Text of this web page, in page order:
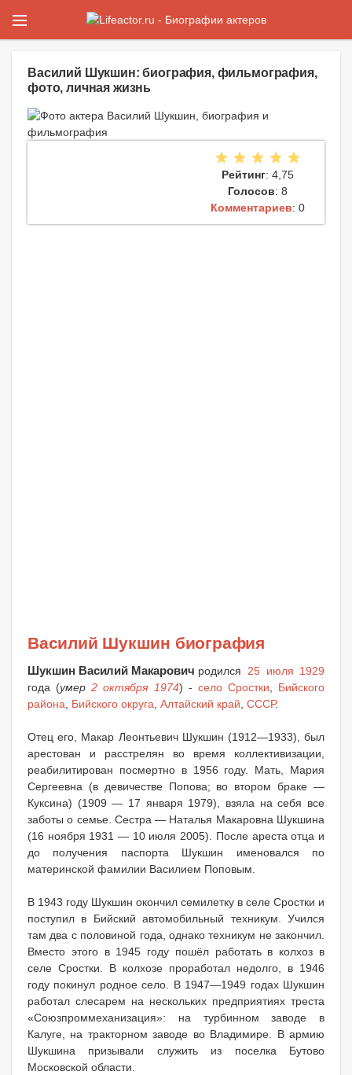
Василий Шукшин: биография, фильмография,
фото, личная жизнь
Рейтинг: 4,75
Голосов: 8
Комментариев: 0
Василий Шукшин биография
Шукшин Василий Макарович родился 25 июля 1929
года (умер2 октября 1974) - село Сростки
Бийского
района
Бийского округа Алтайский край СССР.
Отец его, Макар Леонтьевич Шукшин (1912—1933), был
арестован и расстрелян во время коллективизации,
реабилитирован посмертно в 1956 году. Мать, Мария
Сергеевна (в девичестве Попова; во втором браке —
Куксина) (1909 — 17 января 1979), взяла на себя все
заботы о семье. Сестра — Наталья Макаровна Шукшина
(16 ноября 1931 — 10 июля 2005). После ареста отца и
до получения паспорта Шукшин именовался по
материнской фамилии Василием Поповым.
В 1943 году Шукшин окончил семилетку в селе Сростки и
поступил в Бийский автомобильный техникум. Учился
там два с половиной года, однако техникум не закончил.
Вместо этого в 1945 году пошёл работать в колхоз в
селе Сростки. В колхозе проработал недолго, в 1946
году покинул родное село. В 1947—1949 годах Шукшин
работал слесарем на нескольких предприятиях треста
«Союзпроммеханизация»: на турбинном заводе в
Калуге, на тракторном заводе во Владимире. В армию
Шукшина призывали служить из поселка Бутово
Московской области.